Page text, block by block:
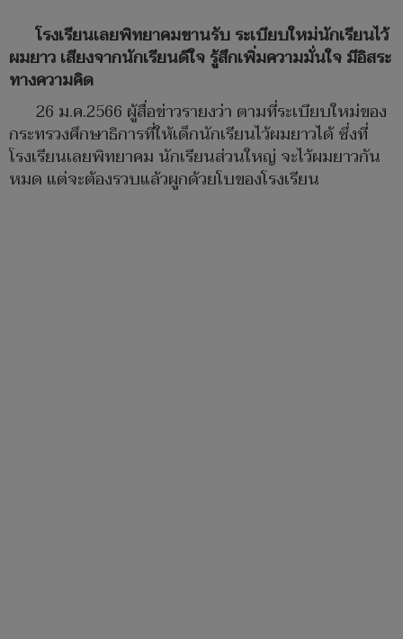
โรงเรียนเลยพิทยาคมขานรับ ระเบียบใหม่นักเรียนไว้
ผมยาว เสียงจากนักเรียนดีใจ รู้สึกเพิ่มความมั่นใจ มีอิสระ
ทางความคิด
26 ม.ค.2566 ผู้สื่อข่าวรายงว่า ตามที่ระเบียบใหม่ของ
กระทรวงศึกษาธิการที่ให้เด็กนักเรียนไว้ผมยาวได้ ซึ่งที่
โรงเรียนเลยพิทยาคม นักเรียนส่วนใหญ่ จะไว้ผมยาวกัน
หมด แต่จะต้องรวบแล้วผูกด้วยโบของโรงเรียน